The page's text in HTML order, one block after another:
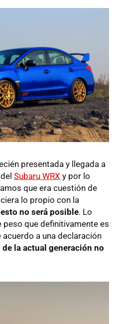
presentada y llegada a
Subaru WRX y por lo
que era cuestión de
lo propio con la
esto no será posible. Lo
peso que definitivamente es
a una declaración
de la actual generación no